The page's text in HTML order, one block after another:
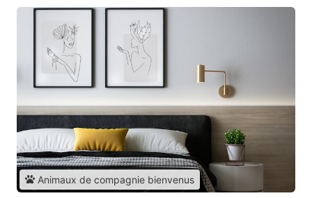
Animaux de compagnie bienvenus